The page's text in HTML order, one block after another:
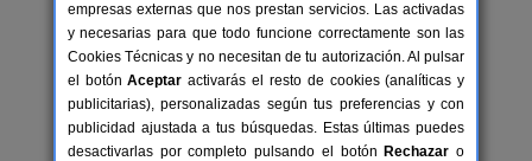
4 pers.
desde23 €
Apartamentos Rurales La Cabaña
Rascafría (Madrid)
empresas externas que nos prestan servicios. Las activadas
y necesarias para que todo funcione correctamente son las
Cookies Técnicas y no necesitan de tu autorización. Al pulsar
el botónAceptar activarás el resto de cookies (analíticas y
publicitarias), personalizadas según tus preferencias y con
publicidad ajustada a tus búsquedas. Estas últimas puedes
desactivarlas por completo pulsando el botón Rechazar o